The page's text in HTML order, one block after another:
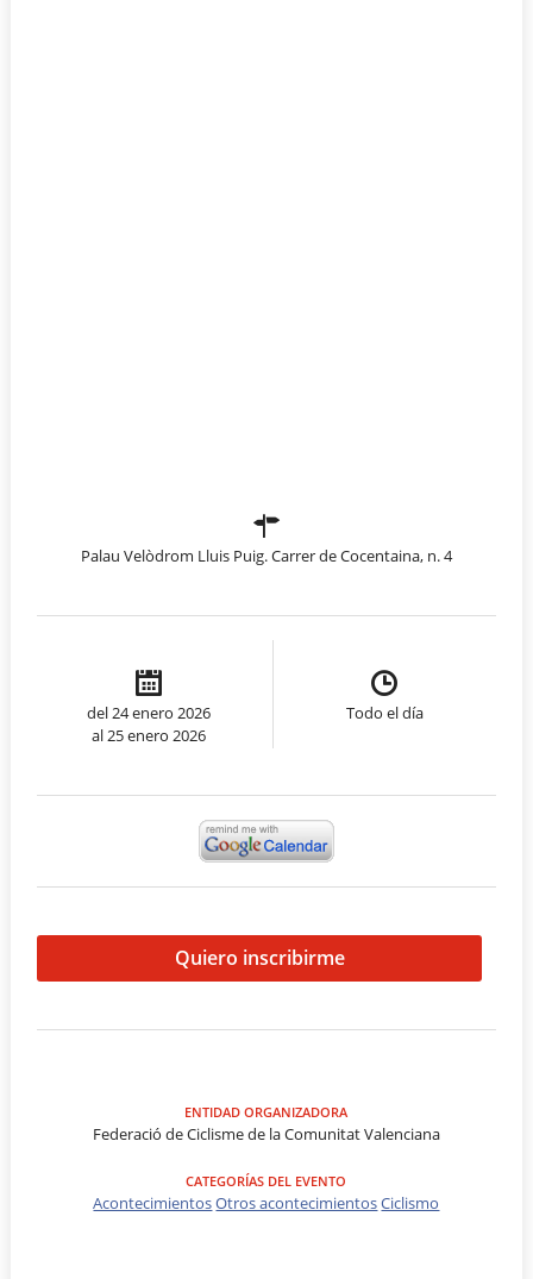
Palau Velòdrom Lluis Puig. Carrer de Cocentaina, n. 4
del 24 enero 2026
al 25 enero 2026
Todo el día
Quiero inscribirme
ENTIDAD ORGANIZADORA
Federació de Ciclisme de la Comunitat Valenciana
CATEGORÍAS DEL EVENTO
AcontecimientosOtros acontecimientosCiclismo